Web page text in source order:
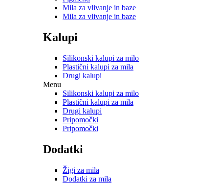
Mila za vlivanje in baze
Mila za vlivanje in baze
Kalupi
Silikonski kalupi za milo
Plastični kalupi za mila
Drugi kalupi
Menu
Silikonski kalupi za milo
Plastični kalupi za mila
Drugi kalupi
Pripomočki
Pripomočki
Dodatki
Žigi za mila
Dodatki za mila